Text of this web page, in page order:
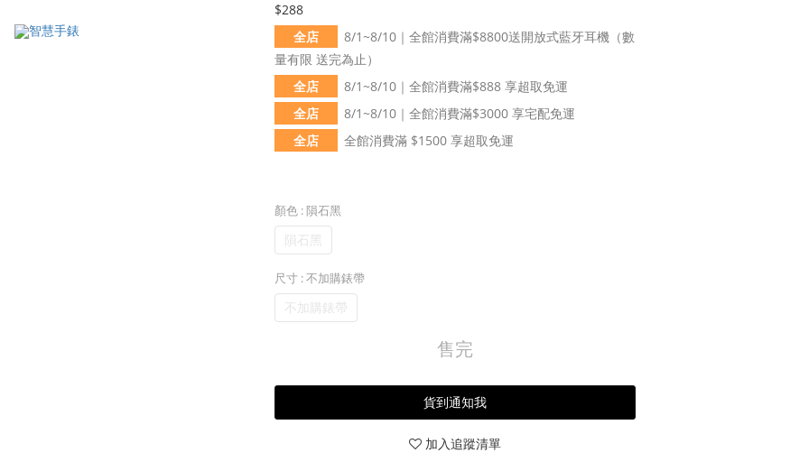
$288
全店
8/1~8/10｜全館消費滿$8800送開放式藍牙耳機（數
量有限 送完為止）
全店
8/1~8/10｜全館消費滿$888 享超取免運
全店
8/1~8/10｜全館消費滿$3000 享宅配免運
全店
全館消費滿 $1500 享超取免運
顏色 : 隕石黑
隕石黑
尺寸 : 不加購錶帶
不加購錶帶
售完
貨到通知我
加入追蹤清單